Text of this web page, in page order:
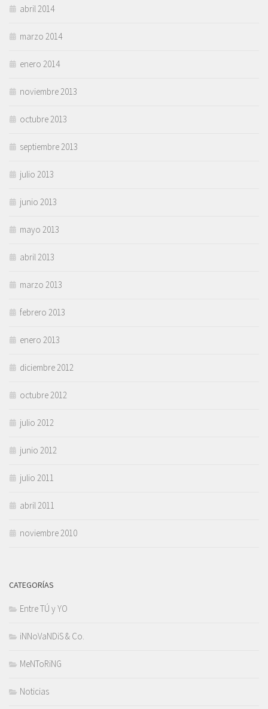
abril 2014
marzo 2014
enero 2014
noviembre 2013
octubre 2013
septiembre 2013
julio 2013
junio 2013
mayo 2013
abril 2013
marzo 2013
febrero 2013
enero 2013
diciembre 2012
octubre 2012
julio 2012
junio 2012
julio 2011
abril 2011
noviembre 2010
CATEGORÍAS
Entre TÚ y YO
iNNoVaNDiS & Co.
MeNToRiNG
Noticias